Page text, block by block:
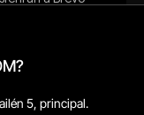
5, principal.